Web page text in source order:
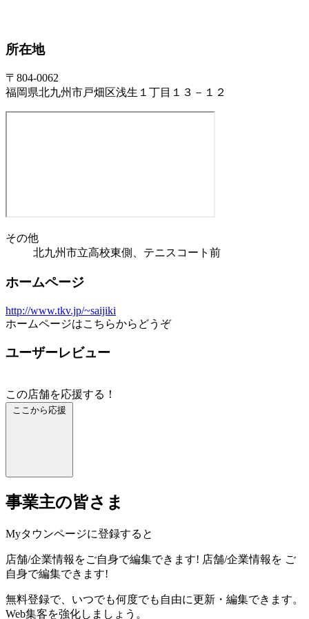
所在地
〒804-0062
福岡県北九州市戸畑区浅生１丁目１３－１２
その他
北九州市立高校東側、テニスコート前
ホームページ
http://www.tkv.jp/~saijiki
ホームページはこちらからどうぞ
ユーザーレビュー
この店舗を応援する！
ここから応援
事業主の皆さま
Myタウンページに登録すると
店舗/企業情報をご自身で編集できます! 店舗/企業情報を ご
自身で編集できます!
無料登録で、いつでも何度でも自由に更新・編集できます。
Web集客を強化しましょう。